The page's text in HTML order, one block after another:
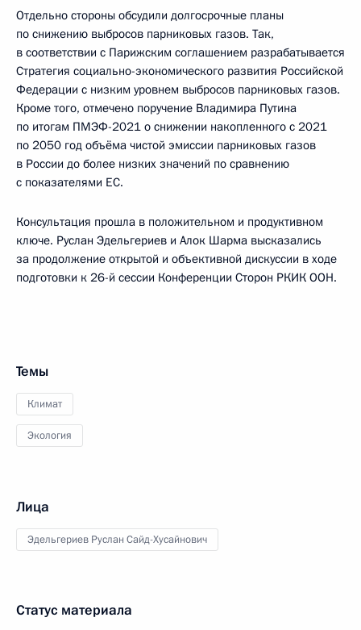
Отдельно стороны обсудили долгосрочные планы
по снижению выбросов парниковых газов. Так,
в соответствии с Парижским соглашением разрабатывается
Стратегия социально-экономического развития Российской
Федерации с низким уровнем выбросов парниковых газов.
Кроме того, отмечено поручение Владимира Путина
по итогам ПМЭФ-2021 о снижении накопленного с 2021
по 2050 год объёма чистой эмиссии парниковых газов
в России до более низких значений по сравнению
с показателями ЕС.
Консультация прошла в положительном и продуктивном
ключе. Руслан Эдельгериев и Алок Шарма высказались
за продолжение открытой и объективной дискуссии в ходе
подготовки к 26-й сессии Конференции Сторон РКИК ООН.
Темы
Климат
Экология
Лица
Эдельгериев Руслан Сайд-Хусайнович
Статус материала